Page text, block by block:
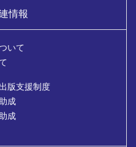
情報
いて
版支援制度
成
成